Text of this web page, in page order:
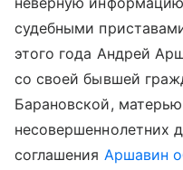
судебными
этого года Андрей
со своей бывшей
Барановской,
несовершеннолетних
соглашения Аршавин